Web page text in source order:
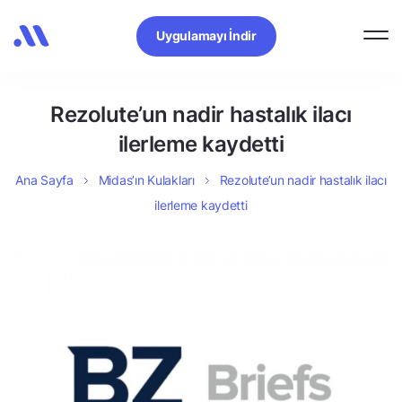
Uygulamayı İndir
Rezolute’un nadir hastalık ilacı
ilerleme kaydetti
Ana Sayfa Midas’ın Kulakları
Rezolute’un nadir hastalık ilacı
ilerleme kaydetti